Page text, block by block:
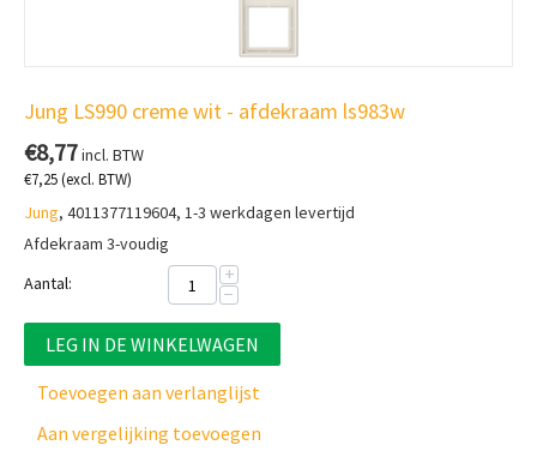
Jung LS990 creme wit - afdekraam ls983w
€8,77incl. BTW
€7,25(excl. BTW)
Jung, 4011377119604, 1-3 werkdagen levertijd
Afdekraam 3-voudig
Aantal:
+
−
LEG IN DE WINKELWAGEN
Toevoegen aan verlanglijst
Aan vergelijking toevoegen